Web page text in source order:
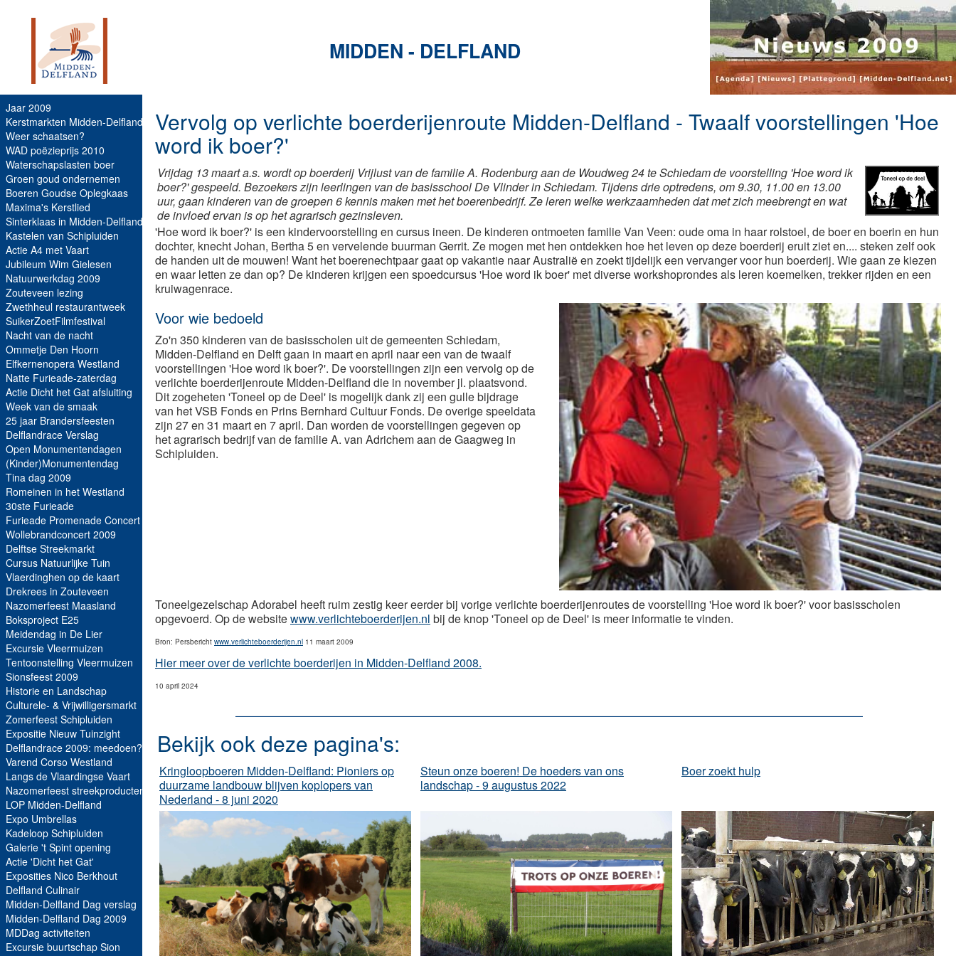
MIDDEN - DELFLAND
Jaar 2009
Kerstmarkten Midden-Delfland
Weer schaatsen?
WAD poëzieprijs 2010
Waterschapslasten boer
Groen goud ondernemen
Boeren Goudse Oplegkaas
Maxima's Kerstlied
Sinterklaas in Midden-Delfland
Kastelen van Schipluiden
Actie A4 met Vaart
Jubileum Wim Gielesen
Natuurwerkdag 2009
Zouteveen lezing
Zwethheul restaurantweek
SuikerZoetFilmfestival
Nacht van de nacht
Ommetje Den Hoorn
Elfkernenopera Westland
Natte Furieade-zaterdag
Actie Dicht het Gat afsluiting
Week van de smaak
25 jaar Brandersfeesten
Delflandrace Verslag
Open Monumentendagen
(Kinder)Monumentendag
Tina dag 2009
Romeinen in het Westland
30ste Furieade
Furieade Promenade Concert
Wollebrandconcert 2009
Delftse Streekmarkt
Cursus Natuurlijke Tuin
Vlaerdinghen op de kaart
Drekrees in Zouteveen
Nazomerfeest Maasland
Boksproject E25
Meidendag in De Lier
Excursie Vleermuizen
Tentoonstelling Vleermuizen
Sionsfeest 2009
Historie en Landschap
Culturele- & Vrijwilligersmarkt
Zomerfeest Schipluiden
Expositie Nieuw Tuinzight
Delflandrace 2009: meedoen?
Varend Corso Westland
Langs de Vlaardingse Vaart
Nazomerfeest streekproducten
LOP Midden-Delfland
Expo Umbrellas
Kadeloop Schipluiden
Galerie 't Spint opening
Actie 'Dicht het Gat'
Exposities Nico Berkhout
Delfland Culinair
Midden-Delfland Dag verslag
Midden-Delfland Dag 2009
MDDag activiteiten
Excursie buurtschap Sion
Vervolg op verlichte boerderijenroute Midden-Delfland - Twaalf voorstellingen 'Hoe
word ik boer?'
Vrijdag 13 maart a.s. wordt op boerderij Vrijlust van de familie A. Rodenburg aan de Woudweg 24 te Schiedam de voorstelling 'Hoe word ik
boer?' gespeeld. Bezoekers zijn leerlingen van de basisschool De Vlinder in Schiedam. Tijdens drie optredens, om 9.30, 11.00 en 13.00
uur, gaan kinderen van de groepen 6 kennis maken met het boerenbedrijf. Ze leren welke werkzaamheden dat met zich meebrengt en wat
de invloed ervan is op het agrarisch gezinsleven.
'Hoe word ik boer?' is een kindervoorstelling en cursus ineen. De kinderen ontmoeten familie Van Veen: oude oma in haar rolstoel, de boer en boerin en hun
dochter, knecht Johan, Bertha 5 en vervelende buurman Gerrit. Ze mogen met hen ontdekken hoe het leven op deze boerderij eruit ziet en.... steken zelf ook
de handen uit de mouwen! Want het boerenechtpaar gaat op vakantie naar Australië en zoekt tijdelijk een vervanger voor hun boerderij. Wie gaan ze kiezen
en waar letten ze dan op? De kinderen krijgen een spoedcursus 'Hoe word ik boer' met diverse workshoprondes als leren koemelken, trekker rijden en een
kruiwagenrace.
Voor wie bedoeld
Zo'n 350 kinderen van de basisscholen uit de gemeenten Schiedam,
Midden-Delfland en Delft gaan in maart en april naar een van de twaalf
voorstellingen 'Hoe word ik boer?'. De voorstellingen zijn een vervolg op de
verlichte boerderijenroute Midden-Delfland die in november jl. plaatsvond.
Dit zogeheten 'Toneel op de Deel' is mogelijk dank zij een gulle bijdrage
van het VSB Fonds en Prins Bernhard Cultuur Fonds. De overige speeldata
zijn 27 en 31 maart en 7 april. Dan worden de voorstellingen gegeven op
het agrarisch bedrijf van de familie A. van Adrichem aan de Gaagweg in
Schipluiden.
Toneelgezelschap Adorabel heeft ruim zestig keer eerder bij vorige verlichte boerderijenroutes de voorstelling 'Hoe word ik boer?' voor basisscholen
opgevoerd. Op de websitewww.verlichteboerderijen.nl bij de knop 'Toneel op de Deel' is meer informatie te vinden.
Bron: Persbericht www.verlichteboerderijen.nl 11 maart 2009
Hier meer over de verlichte boerderijen in Midden-Delfland 2008.
10 april 2024
Bekijk ook deze pagina's:
Kringloopboeren Midden-Delfland: Pioniers op
duurzame landbouw blijven koplopers van
Nederland - 8 juni 2020
Steun onze boeren! De hoeders van ons
landschap - 9 augustus 2022
Boer zoekt hulp